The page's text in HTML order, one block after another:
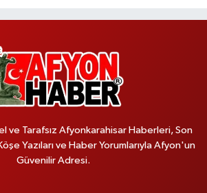
ve Tarafsız Afyonkarahisar Haberleri, Son
Yazıları ve Haber Yorumlarıyla Afyon'un
Güvenilir Adresi.